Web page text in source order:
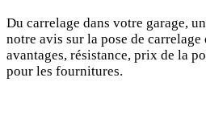
Du carrelage dans votre garage,
notre avis sur la pose de carrelage
avantages, résistance, prix de la
pour les fournitures.